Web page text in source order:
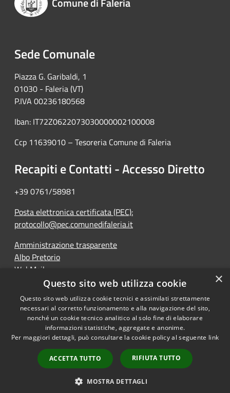
Sede Comunale
Piazza G. Garibaldi, 1
01030 - Faleria (VT)
P.IVA 00236180568
Iban: IT72Z0622073030000002100008
Ccp 11639010 – Tesoreria Comune di Faleria
Recapiti e Contatti - Accesso Diretto
+39 0761/58981
Posta elettronica certificata (PEC):
protocollo@pec.comunedifaleria.it
Amministrazione trasparente
Albo Pretorio
WebMail
Dichiarazione di accessibilità
Accessibilità
Copyright © 2026 • Comune di
Faleria • Powered by
Municipium•
Accesso
redazione
×
Questo sito web utilizza cookie
Questo sito web utilizza cookie tecnici e assimilati strettamente
necessari al corretto funzionamento e alla navigazione del sito,
nonché un cookie tecnico analitico al solo fine di elaborare
informazioni statistiche, aggregate e anonime.
Per maggiori dettagli, può consultare la cookie policy al seguente link
ACCETTA TUTTO RIFIUTA TUTTO
MOSTRA DETTAGLI